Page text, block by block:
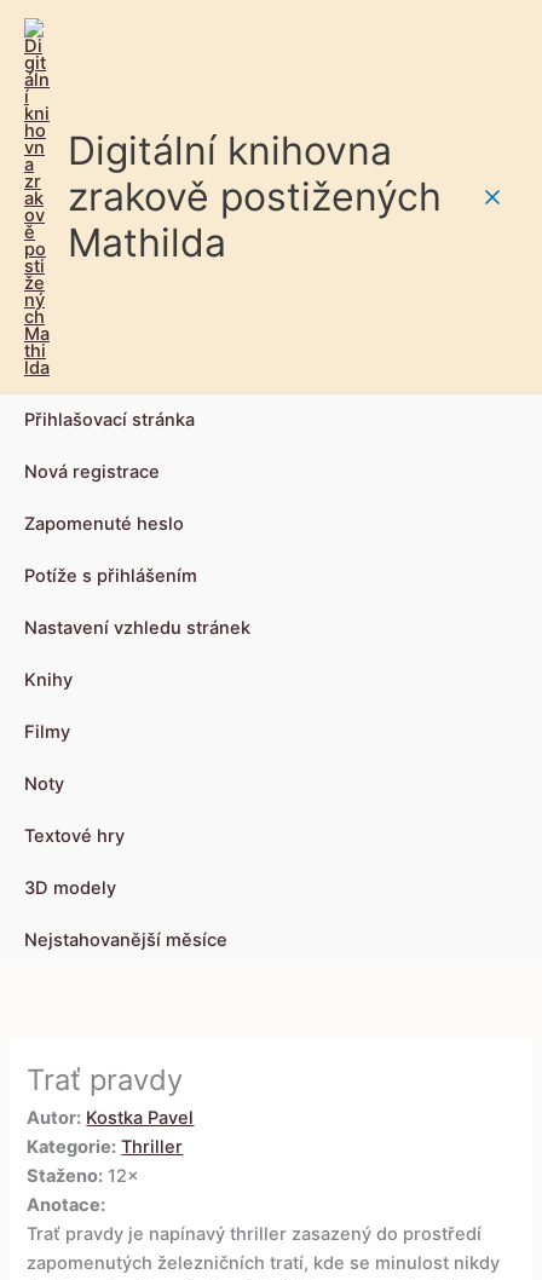
Digitální knihovna
zrakově postižených
Mathilda
Přihlašovací stránka
Nová registrace
Zapomenuté heslo
Potíže s přihlášením
Nastavení vzhledu stránek
Knihy
Filmy
Noty
Textové hry
3D modely
Nejstahovanější měsíce
Trať pravdy
Autor: Kostka Pavel
Kategorie: Thriller
Staženo: 12×
Anotace:
Trať pravdy je napínavý thriller zasazený do prostředí
zapomenutých železničních tratí, kde se minulost nikdy